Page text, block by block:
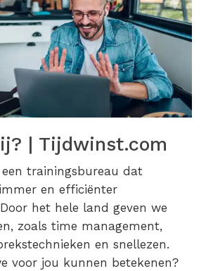
| Tijdwinst.com
een trainingsbureau dat
en efficiënter
het hele land geven we
zoals time management,
en snellezen.
voor jou kunnen betekenen?